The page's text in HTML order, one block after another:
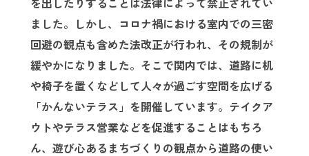
を出したりすることは法律によって禁止されてい
ました。しかし、コロナ禍における室内での三密
回避の観点も含めた法改正が行われ、その規制が
緩やかになりました。そこで関内では、道路に机
や椅子を置くなどして人々が過ごす空間を広げる
「かんないテラス」を開催しています。テイクア
ウトやテラス営業などを促進することはもちろ
ん、遊び心あるまちづくりの観点から道路の使い